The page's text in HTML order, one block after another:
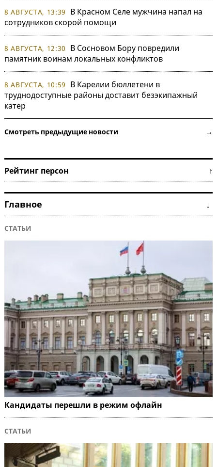
8 АВГУСТА, 13:39
В Красном Селе мужчина напал на
сотрудников скорой помощи
8 АВГУСТА, 12:30
В Сосновом Бору повредили
памятник воинам локальных конфликтов
8 АВГУСТА, 10:59
В Карелии бюллетени в
труднодоступные районы доставит безэкипажный
катер
Смотреть предыдущие новости →
Рейтинг персон ↑
Главное ↓
СТАТЬИ
Кандидаты перешли в режим офлайн
СТАТЬИ